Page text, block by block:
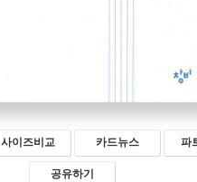
사이즈비교 카드뉴스 파
공유하기